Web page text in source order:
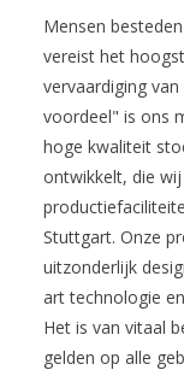
Mensen
vereist het
vervaardiging
voordeel" is ons
hoge kwaliteit
ontwikkelt, die
Stuttgart. Onze
uitzonderlijk
art technologie
Het is van vitaal
gelden op alle